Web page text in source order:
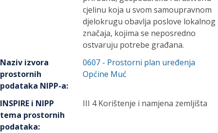
cjelinu koja u svom samoupravnom
djelokrugu obavlja poslove lokalnog
značaja, kojima se neposredno
ostvaruju potrebe građana.
Naziv izvora
prostornih
podataka NIPP-a:
0607 - Prostorni plan uređenja
Općine Muć
INSPIRE i NIPP
tema prostornih
podataka:
III 4 Korištenje i namjena zemljišta